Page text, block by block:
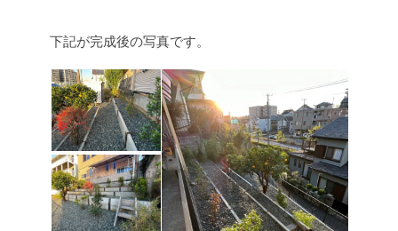
下記が完成後の写真です。